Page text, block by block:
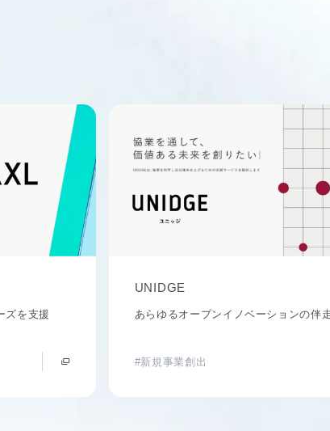
ズを支援
UNIDGE
あらゆるオープンイノベーションの伴
#新規事業創出